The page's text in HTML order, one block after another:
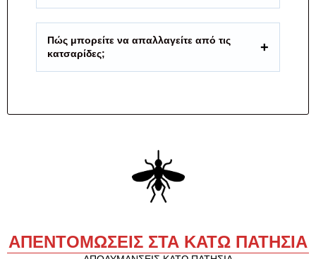
Πώς μπορείτε να απαλλαγείτε από τις
κατσαρίδες;
ΑΠΕΝΤΟΜΩΣΕΙΣ ΣΤΑ ΚΑΤΩ ΠΑΤΗΣΙΑ